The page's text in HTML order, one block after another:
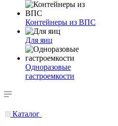
Контейнеры из ВПС
Для яиц
Одноразовые
гастроемкости
Каталог